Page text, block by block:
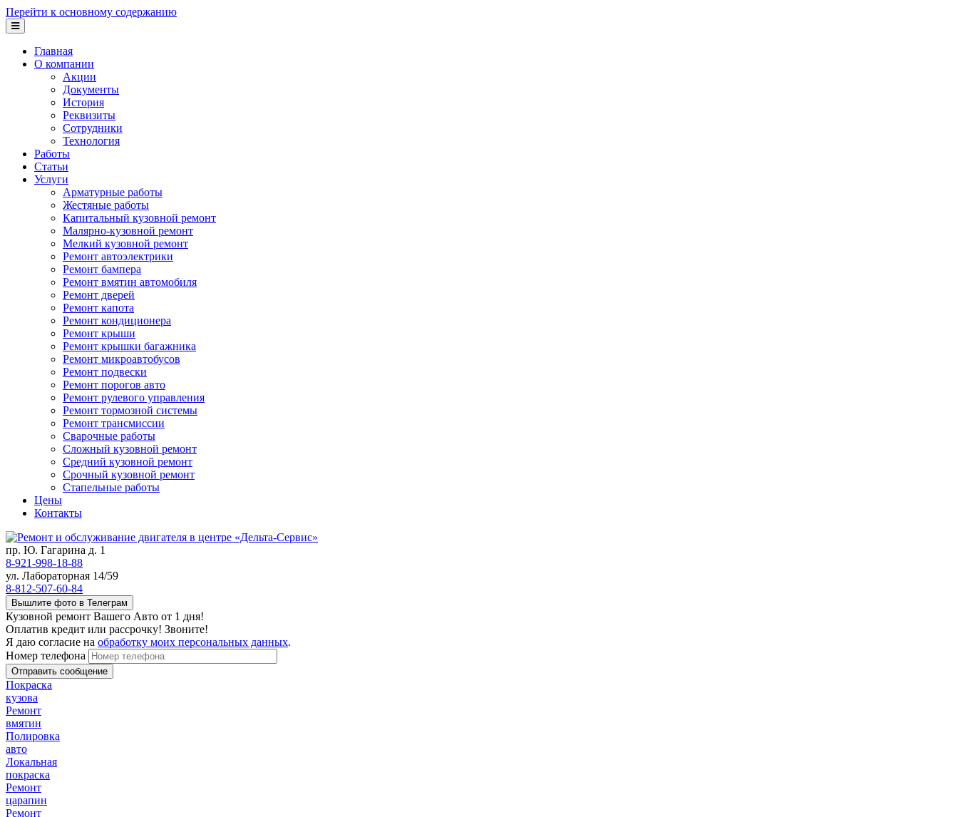
Перейти к основному содержанию
Главная
О компании
Акции
Документы
История
Реквизиты
Сотрудники
Технология
Работы
Статьи
Услуги
Арматурные работы
Жестяные работы
Капитальный кузовной ремонт
Малярно-кузовной ремонт
Мелкий кузовной ремонт
Ремонт автоэлектрики
Ремонт бампера
Ремонт вмятин автомобиля
Ремонт дверей
Ремонт капота
Ремонт кондиционера
Ремонт крыши
Ремонт крышки багажника
Ремонт микроавтобусов
Ремонт подвески
Ремонт порогов авто
Ремонт рулевого управления
Ремонт тормозной системы
Ремонт трансмиссии
Сварочные работы
Сложный кузовной ремонт
Средний кузовной ремонт
Срочный кузовной ремонт
Стапельные работы
Цены
Контакты
пр. Ю. Гагарина д. 1
8-921-998-18-88
ул. Лабораторная 14/59
8-812-507-60-84
Вышлите фото в Телеграм
Кузовной ремонт Вашего Авто от 1 дня!
Оплатив кредит или рассрочку! Звоните!
Я даю согласие на обработку моих персональных данных.
Номер телефона
Покраска
кузова
Ремонт
вмятин
Полировка
авто
Локальная
покраска
Ремонт
царапин
Ремонт